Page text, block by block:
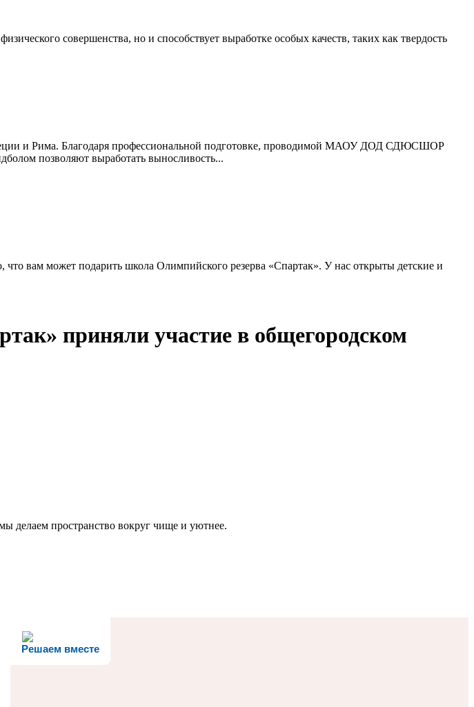
совершенства, но и способствует выработке особых качеств, таких как твердость
и Рима. Благодаря профессиональной подготовке, проводимой МАОУ ДОД СДЮСШОР
позволяют выработать выносливость...
что вам может подарить школа Олимпийского резерва «Спартак». У нас открыты детские и
приняли участие в общегородском
делаем пространство вокруг чище и уютнее.
Решаем вместе